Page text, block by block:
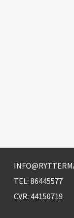
TEL: 86445577
CVR: 44150719